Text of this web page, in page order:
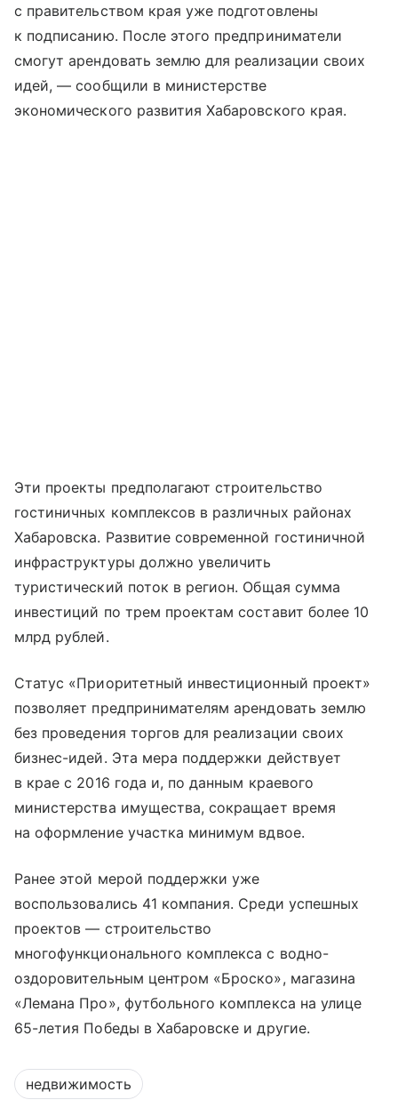
с правительством края уже подготовлены
к подписанию. После этого предприниматели
смогут арендовать землю для реализации своих
идей, — сообщили в министерстве
экономического развития Хабаровского края.
Эти проекты предполагают строительство
гостиничных комплексов в различных районах
Хабаровска. Развитие современной гостиничной
инфраструктуры должно увеличить
туристический поток в регион. Общая сумма
инвестиций по трем проектам составит более 10
млрд рублей.
Статус «Приоритетный инвестиционный проект»
позволяет предпринимателям арендовать землю
без проведения торгов для реализации своих
бизнес-идей. Эта мера поддержки действует
в крае с 2016 года и, по данным краевого
министерства имущества, сокращает время
на оформление участка минимум вдвое.
Ранее этой мерой поддержки уже
воспользовались 41 компания. Среди успешных
проектов — строительство
многофункционального комплекса с водно-
оздоровительным центром «Броско», магазина
«Лемана Про», футбольного комплекса на улице
65-летия Победы в Хабаровске и другие.
недвижимость